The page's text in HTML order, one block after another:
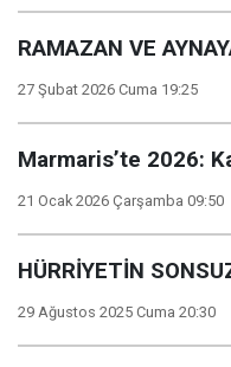
RAMAZAN VE
27 Şubat 2026 Cuma 19:25
Marmaris’te 2026:
21 Ocak 2026 Çarşamba 09:50
HÜRRİYETİN
29 Ağustos 2025 Cuma 20:30